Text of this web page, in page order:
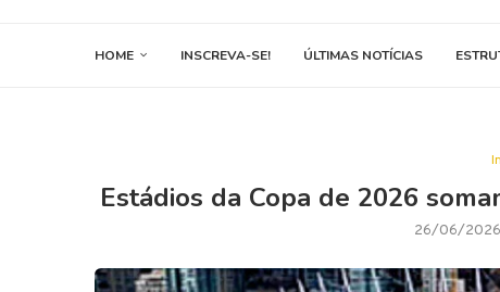
HOME INSCREVA-SE! ÚLTIMAS NOTÍCIAS
Estádios da Copa de 2026
26/06/2026